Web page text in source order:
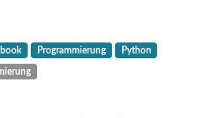
Programmierung Python